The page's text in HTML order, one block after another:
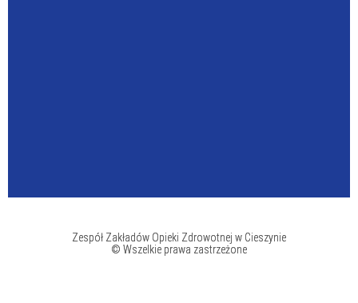
Zespół Zakładów Opieki Zdrowotnej w Cieszynie
© Wszelkie prawa zastrzeżone